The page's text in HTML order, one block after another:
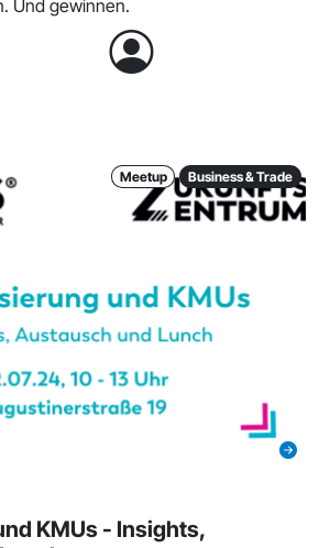
Und gewinnen.
Meetup Business & Trade
KMUs - Insights,